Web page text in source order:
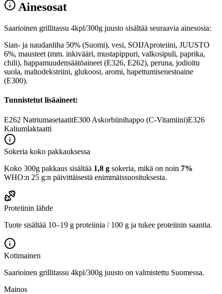
Ainesosat
Saarioinen grillitassu 4kpl/300g juusto sisältää seuraavia ainesosia:
Sian- ja naudanliha 50% (Suomi), vesi, SOIJAproteiini, JUUSTO
6%, mausteet (mm. inkivääri, mustapippuri, valkosipuli, paprika,
chili), happamuudensäätöaineet (E326, E262), peruna, jodioitu
suola, maltodekstriini, glukoosi, aromi, hapettumisenestoaine
(E300).
Tunnistetut lisäaineet:
E262 NatriumasetaatitE300 Askorbiinihappo (C-Vitamiini)E326
Kaliumlaktaatti
Sokeria koko pakkauksessa
Koko 300g pakkaus sisältää 1,8 g sokeria, mikä on noin 7%
WHO:n 25 g:n päivittäisestä enimmäissuosituksesta.
Proteiinin lähde
Tuote sisältää 10–19 g proteiinia / 100 g ja tukee proteiinin saantia.
Kotimainen
Saarioinen grillitassu 4kpl/300g juusto on valmistettu Suomessa.
Mainos